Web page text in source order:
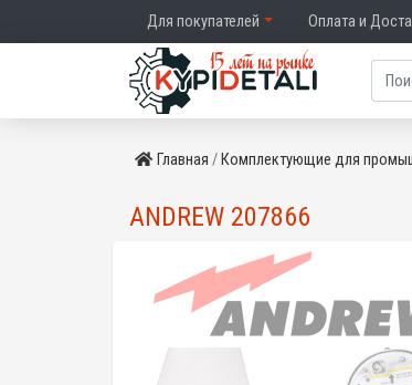
Для покупателей Оплата и
Главная Комплектующие для
ANDREW 207866